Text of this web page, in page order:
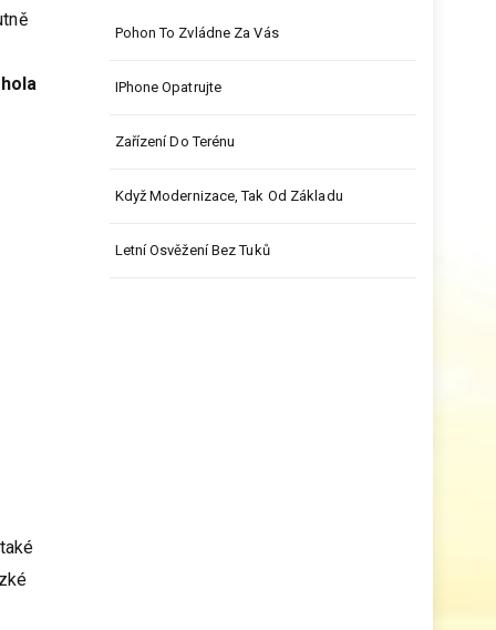
Pohon To Zvládne Za Vás
IPhone Opatrujte
Zařízení Do Terénu
Když Modernizace, Tak Od Základu
Letní Osvěžení Bez Tuků